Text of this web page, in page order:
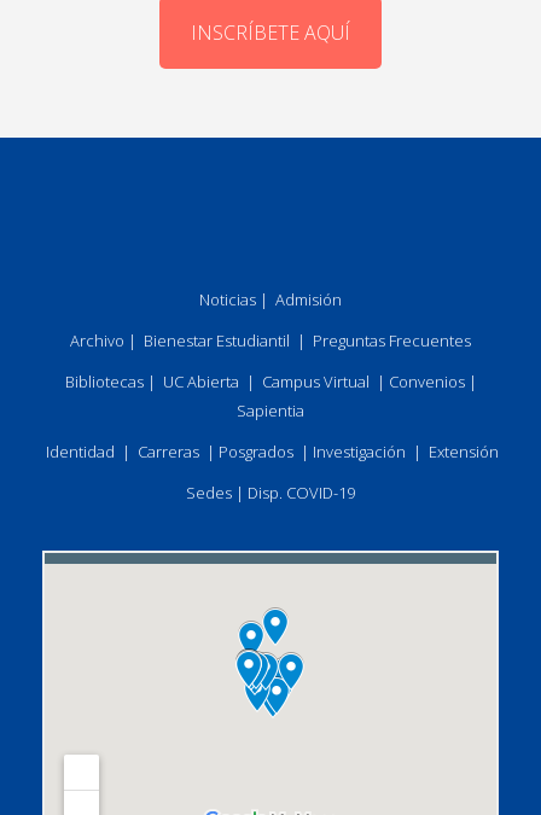
INSCRÍBETE AQUÍ
Noticias | Admisión
Archivo | Bienestar Estudiantil | Preguntas Frecuentes
Bibliotecas| UC Abierta | Campus Virtual | Convenios|
Sapientia
Identidad | Carreras | Posgrados | Investigación | Extensión
Sedes | Disp. COVID-19